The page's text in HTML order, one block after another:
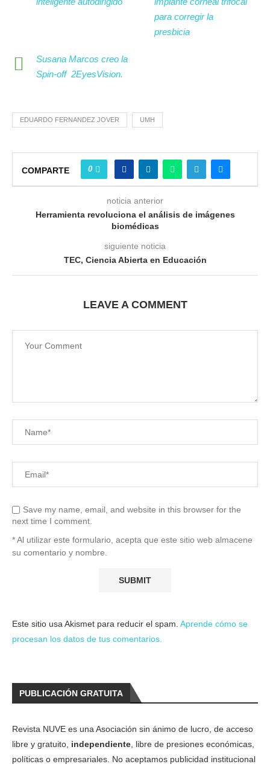
para corregir la
presbicia
Susana Marcos creo la
Spin-off 2EyesVision.
EDUARDO FERNANDEZ JOVER UMH
COMPARTE 0
noticia anterior
Herramienta revoluciona el análisis de imágenes
biomédicas
siguiente noticia
TEC, Ciencia Abierta en Educación
LEAVE A COMMENT
Save my name, email, and website in this browser for the
next time I comment.
* Al utilizar este formulario, acepta que este sitio web almacene
su comentario y nombre.
Este sitio usa Akismet para reducir el spam. Aprende cómo se
procesan los datos de tus comentarios.
PUBLICACIÓN GRATUITA
Revista NUVE es una Asociación sin ánimo de lucro, de acceso
libre y gratuito, independiente , libre de presiones económicas,
políticas o empresariales. No aceptamos publicidad institucional